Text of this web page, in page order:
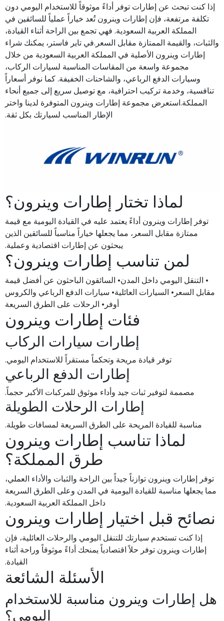
إذا كنت تبحث عن إطارات توفر أداءً موثوقاً للاستخدام اليومي دون
تكلفة مرتفعة، فإن إطارات وينرون تُعد خياراً عملياً للسائقين في
المملكة العربية السعودية. فهي تجمع بين الراحة أثناء القيادة،
والثبات، والقيمة الممتازة مقابل السعر.في تاير فاستر، يمكنك شراء
إطارات وينرون الأصلية في المملكة العربية السعودية من خلال
مجموعة واسعة من المقاسات المناسبة لسيارات الركاب،
وسيارات الدفع الرباعي، والشاحنات الخفيفة. كما نوفر أسعاراً
تنافسية، وخدمة تركيب احترافية، مع توصيل سريع إلى جميع أنحاء
المملكة.استعرض مجموعة إطارات وينرون المتوفرة لدينا واختر
الإطار المناسب لسيارتك بكل ثقة.
لماذا تختار إطارات وينرون؟
توفر إطارات وينرون أداءً يعتمد عليه في القيادة اليومية مع قيمة
ممتازة مقابل السعر، مما يجعلها خياراً مناسباً للسائقين الذين
يبحثون عن إطارات اقتصادية وعملية.
لمن تناسب إطارات وينرون؟
• التنقل اليومي داخل المدن• السائقون الباحثون عن أفضل قيمة
مقابل السعر• السيارات العائلية• سيارات الدفع الرباعي والكروس
أوفر• الرحلات على الطرق السريعة
فئات إطارات وينرون
إطارات سيارات الركاب
توفر قيادة مريحة وتحكماً مستقراً للاستخدام اليومي.
إطارات الدفع الرباعي
مصممة لتوفير ثبات جيد وأداء موثوق للمركبات الأكبر حجماً.
إطارات الرحلات الطويلة
مناسبة للقيادة المريحة على الطرق السريعة لمسافات طويلة.
لماذا تناسب إطارات وينرون
طرق المملكة؟
توفر إطارات وينرون توازناً جيداً بين الراحة والثبات والأداء العملي،
مما يجعلها مناسبة للقيادة اليومية في المدن وعلى الطرق السريعة
داخل المملكة العربية السعودية.
نصائح قبل اختيار إطارات وينرون
إذا كنت تستخدم سيارتك للتنقل اليومي والرحلات العائلية، فإن
إطارات وينرون توفر حلاً اقتصادياً يمنحك أداءً موثوقاً وراحة أثناء
القيادة.
الأسئلة الشائعة
هل إطارات وينرون مناسبة للاستخدام
اليومي؟